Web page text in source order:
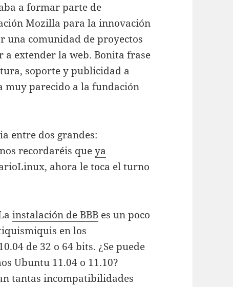
a formar parte de
Mozilla para la innovación
una comunidad de proyectos
extender la web. Bonita frase
soporte y publicidad a
muy parecido a la fundación
entre dos grandes:
recordaréis queya
ahora le toca el turno
instalación de BBB es un poco
en los
de 32 o 64 bits. ¿Se puede
Ubuntu 11.04 o 11.10?
tantas incompatibilidades